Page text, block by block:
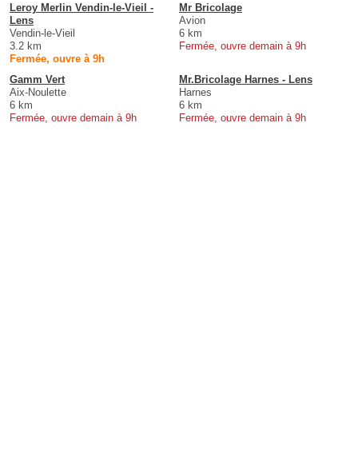
Leroy Merlin Vendin-le-Vieil -
Lens
Vendin-le-Vieil
3.2 km
Fermée, ouvre à 9h
Mr Bricolage
Avion
6 km
Fermée, ouvre demain à 9h
Gamm Vert
Aix-Noulette
6 km
Fermée, ouvre demain à 9h
Mr.Bricolage Harnes - Lens
Harnes
6 km
Fermée, ouvre demain à 9h